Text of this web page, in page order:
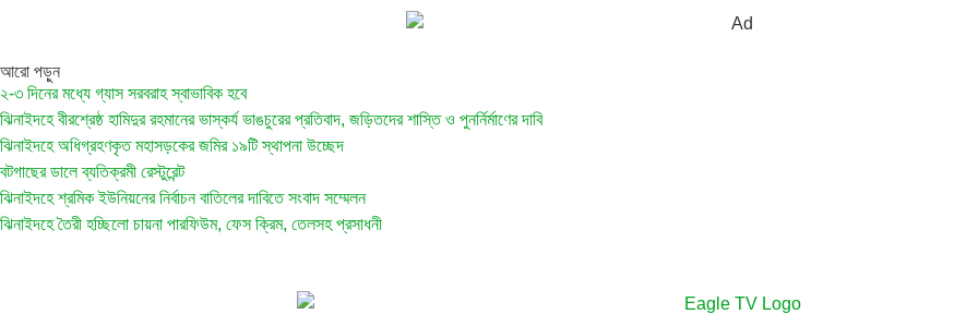
আরো পড়ুন
২-৩ দিনের মধ্যে গ্যাস সরবরাহ স্বাভাবিক হবে
ঝিনাইদহে বীরশ্রেষ্ঠ হামিদুর রহমানের ভাস্কর্য ভাঙচুরের প্রতিবাদ, জড়িতদের শাস্তি ও পুনর্নির্মাণের দাবি
ঝিনাইদহে অধিগ্রহণকৃত মহাসড়কের জমির ১৯টি স্থাপনা উচ্ছেদ
বটগাছের ডালে ব্যতিক্রমী রেস্টুরেন্ট
ঝিনাইদহে শ্রমিক ইউনিয়নের নির্বাচন বাতিলের দাবিতে সংবাদ সম্মেলন
ঝিনাইদহে তৈরী হচ্ছিলো চায়না পারফিউম, ফেস ক্রিম, তেলসহ প্রসাধনী